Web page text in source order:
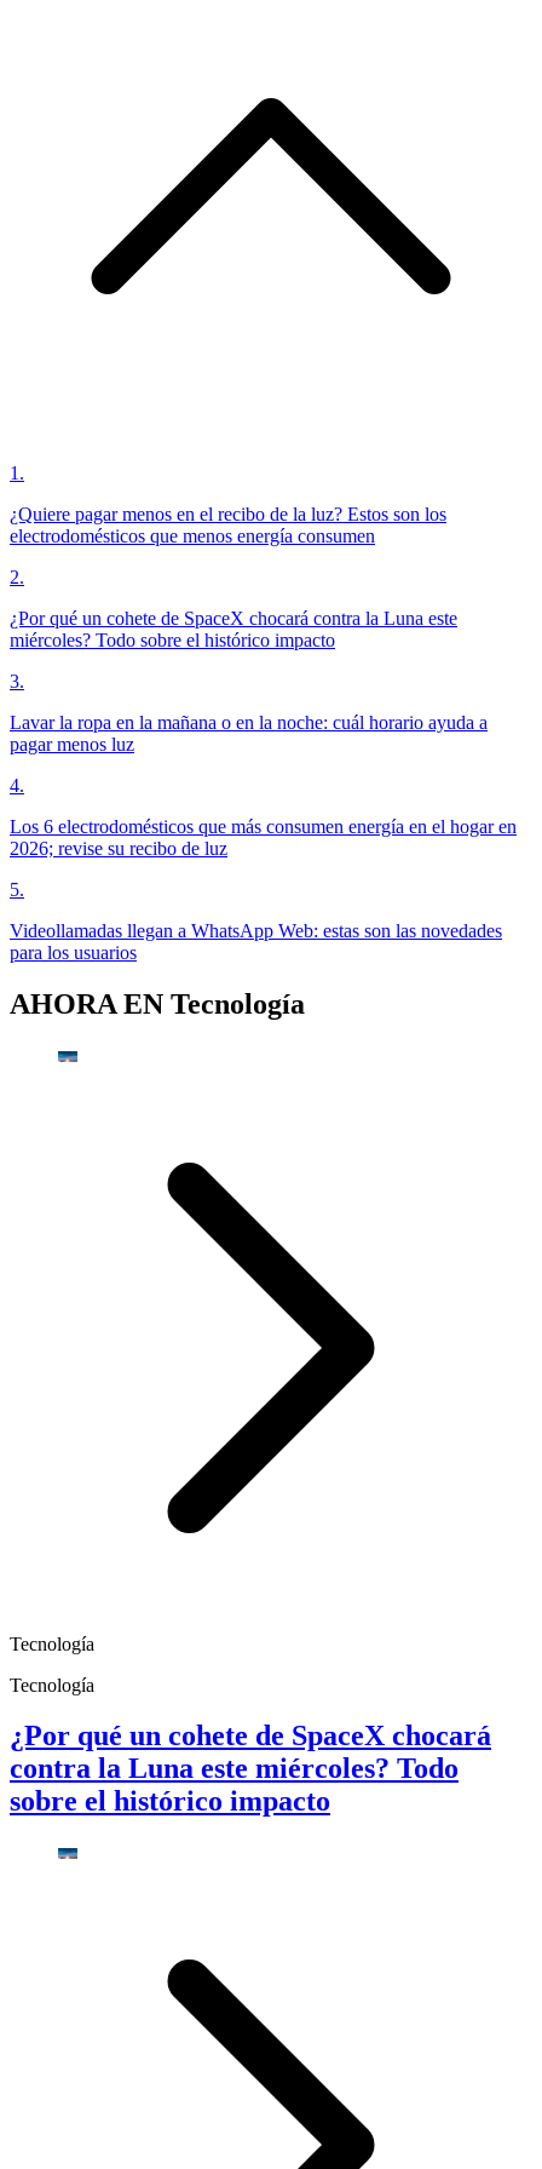
1 .
¿Quiere pagar menos en el recibo de la luz? Estos son los
electrodomésticos que menos energía consumen
2.
¿Por qué un cohete de SpaceX chocará contra la Luna este
miércoles? Todo sobre el histórico impacto
3.
Lavar la ropa en la mañana o en la noche: cuál horario ayuda a
pagar menos luz
4.
Los 6 electrodomésticos que más consumen energía en el hogar en
2026; revise su recibo de luz
5.
Videollamadas llegan a WhatsApp Web: estas son las novedades
para los usuarios
AHORA EN Tecnología
Tecnología
Tecnología
¿Por qué un cohete de SpaceX chocará
contra la Luna este miércoles? Todo
sobre el histórico impacto